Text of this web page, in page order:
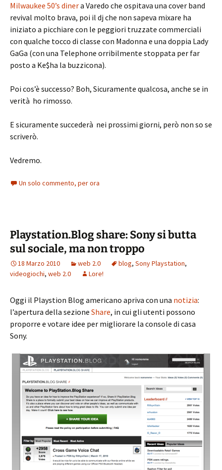
Milwaukee 50’s dinera Varedo che ospitava una cover band
revival molto brava, poi il dj che non sapeva mixare ha
iniziato a picchiare con le peggiori truzzate commerciali
con qualche tocco di classe con Madonna e una doppia Lady
GaGa (con una Telephone orribilmente stoppata per far
posto a Ke$ha la buzzicona).
Poi cos’è successo? Boh, Sicuramente qualcosa, anche se in
verità ho rimosso.
E sicuramente succederà nei prossimi giorni, però non so se
scriverò.
Vedremo.
Un solo commento, per ora
Playstation.Blog share: Sony si butta
sul sociale, ma non troppo
18 Marzo 2010 web 2.0 blog, Sony Playstation,
videogiochi, web 2.0 Lore!
Oggi il Playstion Blog americano apriva con una notizia:
l’apertura della sezione Share, in cui gli utenti possono
proporre e votare idee per migliorare la console di casa
Sony.